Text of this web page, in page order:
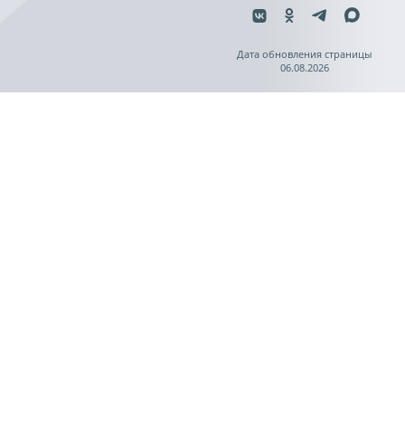
Дата обновления страницы
06.08.2026